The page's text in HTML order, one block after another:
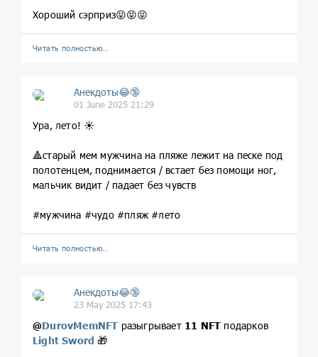
Хороший сэрприз😝😝😝
Читать полностью…
Анекдоты😂🔞
01 June 2025 21:29
Ура, лето! ☀️
🔺старый мем мужчина на пляже лежит на песке под
полотенцем, поднимается / встает без помощи ног,
мальчик видит / падает без чувств
#мужчина #чудо #пляж #лето
Читать полностью…
Анекдоты😂🔞
23 May 2025 17:43
@DurovMemNFT разыгрывает 11 NFT подарков
Light Sword 🎁